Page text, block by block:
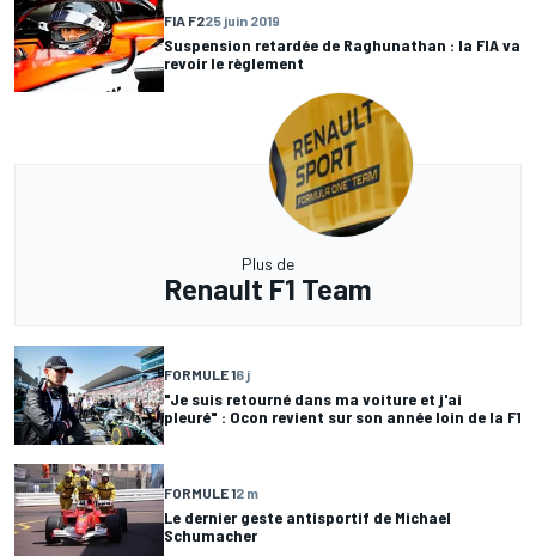
FIA F225 juin 2019
Suspension retardée de Raghunathan : la FIA va
revoir le règlement
Plus de
Renault F1 Team
FORMULE 16 j
"Je suis retourné dans ma voiture et j'ai
pleuré" : Ocon revient sur son année loin de la F1
FORMULE 12 m
Le dernier geste antisportif de Michael
Schumacher